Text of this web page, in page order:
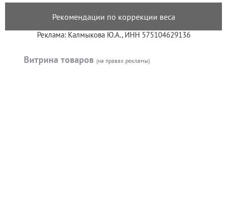
Рекомендации по коррекции веса
Реклама: Калмыкова Ю.А., ИНН 575104629136
Витрина товаров (на правах рекламы)